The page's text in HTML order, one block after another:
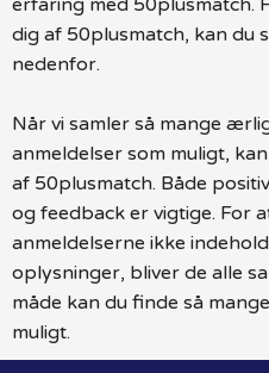
dig af 50plusmatch, kan du
nedenfor.
Når vi samler så mange
anmeldelser som muligt,
af 50plusmatch. Både
og feedback er vigtige. For
anmeldelserne ikke
oplysninger, bliver de alle
måde kan du finde så
muligt.